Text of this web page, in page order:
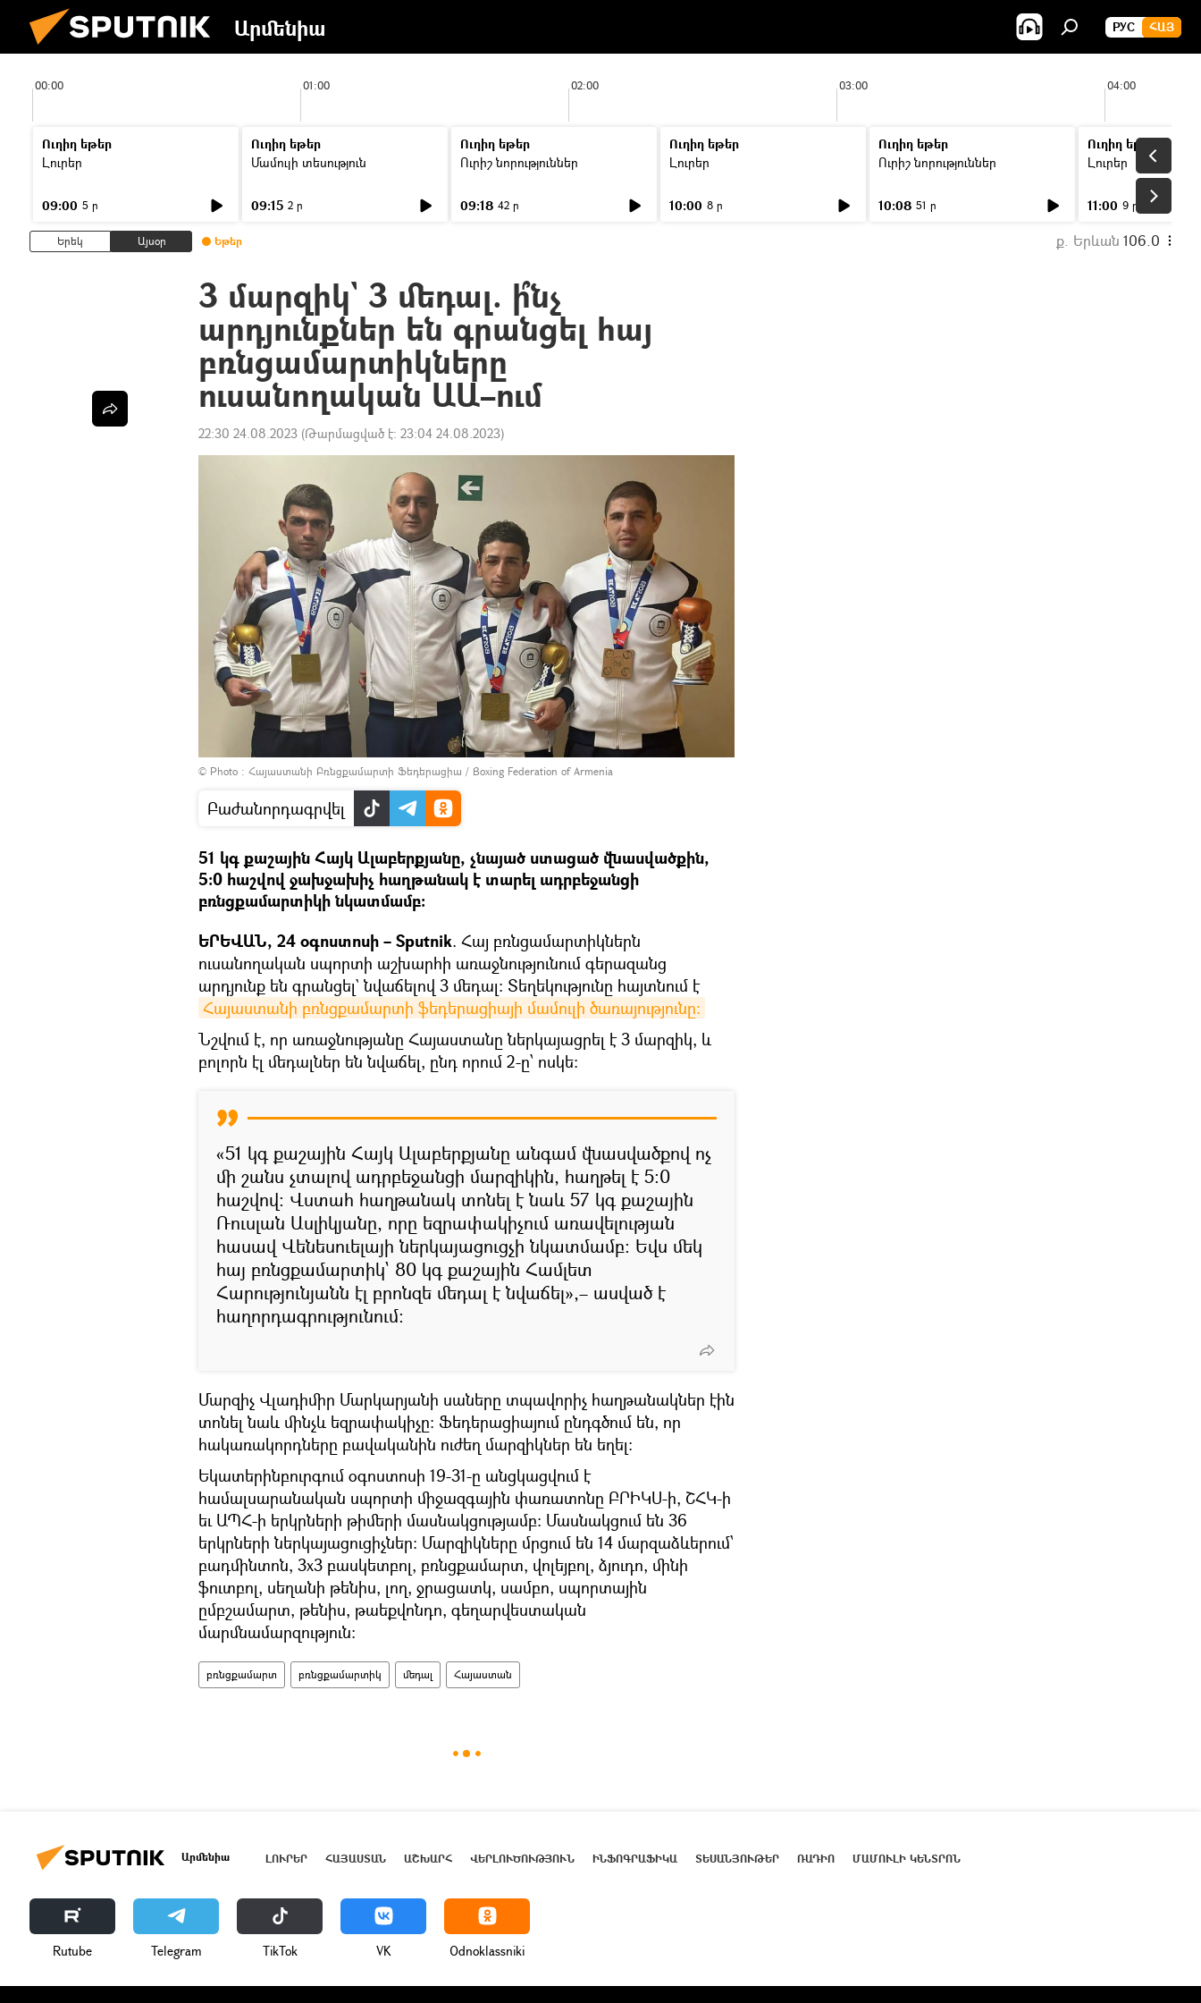
Արմենիա РУС ՀԱՅ
00:00 01:00 02:00 03:00 04:00
Ուղիղ եթեր
Լուրեր
09:00 5 ր
Ուղիղ եթեր
Մամուլի տեսություն
09:15 2 ր
Ուղիղ եթեր
Ուրիշ նորություններ
09:18 42 ր
Ուղիղ եթեր
Լուրեր
10:00 8 ր
Ուղիղ եթեր
Ուրիշ նորություններ
10:08 51 ր
Ուղիղ եթեր
Լուրեր
11:00 9 ր
Երեկ Այսօր Եթեր ք. Երևան 106.0
3 մարզիկ` 3 մեդալ. ի՞նչ
արդյունքներ են գրանցել հայ
բռնցամարտիկները
ուսանողական ԱԱ–ում
22:30 24.08.2023 (Թարմացված է: 23:04 24.08.2023)
© Photo : Հայաստանի Բռնցքամարտի Ֆեդերացիա / Boxing Federation of Armenia
Բաժանորդագրվել
51 կգ քաշային Հայկ Ալաբերքյանը, չնայած ստացած վնասվածքին,
5։0 հաշվով ջախջախիչ հաղթանակ է տարել ադրբեջանցի
բռնցքամարտիկի նկատմամբ։
ԵՐԵՎԱՆ, 24 օգոստոսի – Sputnik. Հայ բռնցամարտիկներն
ուսանողական սպորտի աշխարհի առաջնությունում գերազանց
արդյունք են գրանցել` նվաճելով 3 մեդալ։ Տեղեկությունը հայտնում է
Հայաստանի բռնցքամարտի ֆեդերացիայի մամուլի ծառայությունը։
Նշվում է, որ առաջնությանը Հայաստանը ներկայացրել է 3 մարզիկ, և
բոլորն էլ մեդալներ են նվաճել, ընդ որում 2-ը՝ ոսկե։
«51 կգ քաշային Հայկ Ալաբերքյանը անգամ վնասվածքով ոչ
մի շանս չտալով ադրբեջանցի մարզիկին, հաղթել է 5։0
հաշվով։ Վստահ հաղթանակ տոնել է նաև 57 կգ քաշային
Ռուսլան Ասլիկյանը, որը եզրափակիչում առավելության
հասավ Վենեսուելայի ներկայացուցչի նկատմամբ։ Եվս մեկ
հայ բռնցքամարտիկ` 80 կգ քաշային Համլետ
Հարությունյանն էլ բրոնզե մեդալ է նվաճել»,– ասված է
հաղորդագրությունում։
Մարզիչ Վլադիմիր Մարկարյանի սաները տպավորիչ հաղթանակներ էին
տոնել նաև մինչև եզրափակիչը։ Ֆեդերացիայում ընդգծում են, որ
հակառակորդները բավականին ուժեղ մարզիկներ են եղել։
Եկատերինբուրգում օգոստոսի 19-31-ը անցկացվում է
համալսարանական սպորտի միջազգային փառատոնը ԲՐԻԿՍ-ի, ՇՀԿ-ի
եւ ԱՊՀ-ի երկրների թիմերի մասնակցությամբ: Մասնակցում են 36
երկրների ներկայացուցիչներ: Մարզիկները մրցում են 14 մարզաձևերում՝
բադմինտոն, 3x3 բասկետբոլ, բռնցքամարտ, վոլեյբոլ, ձյուդո, մինի
ֆուտբոլ, սեղանի թենիս, լող, ջրացատկ, սամբո, սպորտային
ըմբշամարտ, թենիս, թաեքվոնդո, գեղարվեստական
մարմնամարզություն:
բռնցքամարտ բռնցքամարտիկ մեդալ Հայաստան
Արմենիա ԼՈՒՐԵՐ ՀԱՅԱՍՏԱՆ ԱՇԽԱՐՀ ՎԵՐԼՈՒԾՈՒԹՅՈՒՆ ԻՆՖՈԳՐԱՖԻԿԱ ՏԵՍԱՆՅՈՒԹԵՐ ՌԱԴԻՈ ՄԱՄՈՒԼԻ ԿԵՆՏՐՈՆ
Rutube Telegram ТikТоk VK Odnoklassniki